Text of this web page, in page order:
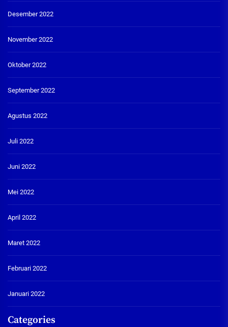
Desember 2022
November 2022
Oktober 2022
September 2022
Agustus 2022
Juli 2022
Juni 2022
Mei 2022
April 2022
Maret 2022
Februari 2022
Januari 2022
Categories